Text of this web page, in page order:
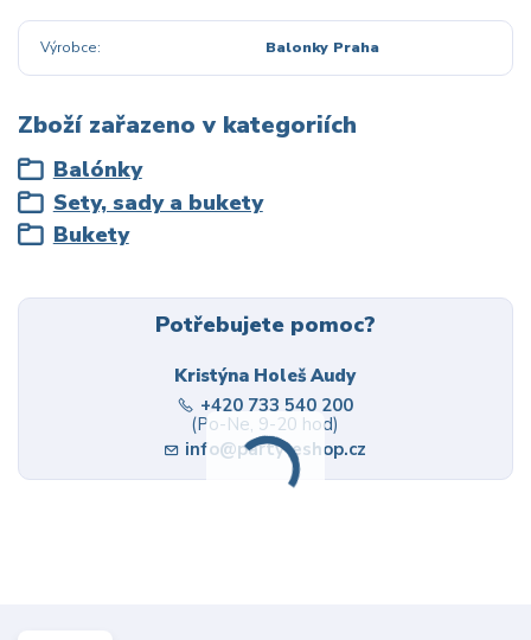
Výrobce Balonky Praha
Zboží zařazeno v kategoriích
Balónky
Sety, sady a bukety
Bukety
Potřebujete pomoc?
Kristýna Holeš Audy
+420 733 540 200
(Po-Ne, 9-20 hod)
info@party-eshop.cz